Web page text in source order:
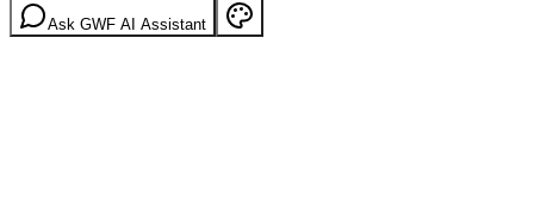
Ask GWF AI Assistant